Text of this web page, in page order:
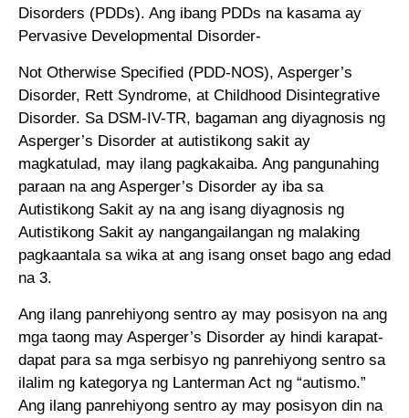
Disorders (PDDs). Ang ibang PDDs na kasama ay
Pervasive Developmental Disorder-
Not Otherwise Specified (PDD-NOS), Asperger’s
Disorder, Rett Syndrome, at Childhood Disintegrative
Disorder. Sa DSM-IV-TR, bagaman ang diyagnosis ng
Asperger’s Disorder at autistikong sakit ay
magkatulad, may ilang pagkakaiba. Ang pangunahing
paraan na ang Asperger’s Disorder ay iba sa
Autistikong Sakit ay na ang isang diyagnosis ng
Autistikong Sakit ay nangangailangan ng malaking
pagkaantala sa wika at ang isang onset bago ang edad
na 3.
Ang ilang panrehiyong sentro ay may posisyon na ang
mga taong may Asperger’s Disorder ay hindi karapat-
dapat para sa mga serbisyo ng panrehiyong sentro sa
ilalim ng kategorya ng Lanterman Act ng “autismo.”
Ang ilang panrehiyong sentro ay may posisyon din na